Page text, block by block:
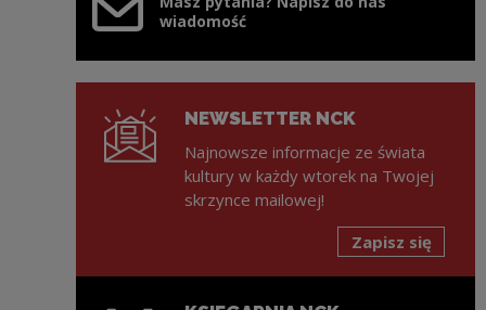
wiadomość
NEWSLETTER NCK
Najnowsze informacje ze świata
kultury w każdy wtorek na Twojej
skrzynce mailowej!
Zapisz się